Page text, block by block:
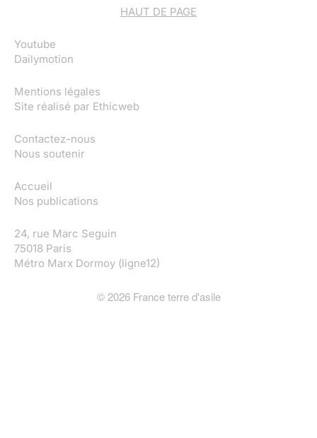
HAUT DE PAGE
Youtube
Dailymotion
Mentions légales
Site réalisé par Ethicweb
Contactez-nous
Nous soutenir
Accueil
Nos publications
24, rue Marc Seguin
75018 Paris
Métro Marx Dormoy (ligne12)
© 2026France terre d'asile